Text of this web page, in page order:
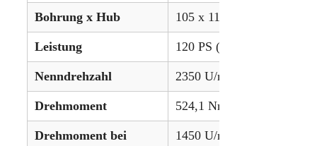
Bohrung x Hub 105 x 115 mm (4,13 x
Leistung 120 PS (89,5 kW)
Nenndrehzahl 2350 U/min
Drehmoment 524,1 Nm (386,5 lb-ft)
Drehmoment bei 1450 U/min